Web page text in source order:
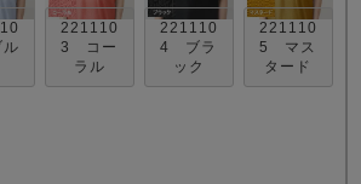
グ
-
新着商品
- New Arrival -
インのパジャマ一覧はこちら
221110
3 コー
ラル
221110
4 ブラ
ック
221110
5 マス
タード